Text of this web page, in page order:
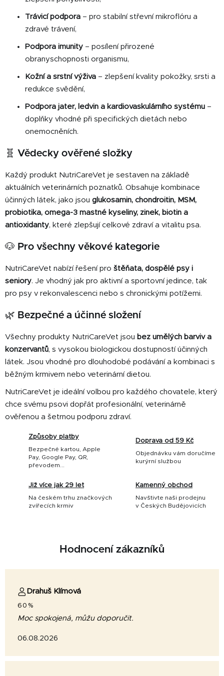
Trávicí podpora – pro stabilní střevní mikroflóru a
zdravé trávení,
Podpora imunity – posílení přirozené
obranyschopnosti organismu,
Kožní a srstní výživa – zlepšení kvality pokožky, srsti a
redukce svědění,
Podpora jater, ledvin a kardiovaskulárního systému –
doplňky vhodné při specifických dietách nebo
onemocněních.
🧬 Vědecky ověřené složky
Každý produkt NutriCareVet je sestaven na základě
aktuálních veterinárních poznatků. Obsahuje kombinace
účinných látek, jako jsou glukosamin, chondroitin, MSM,
probiotika, omega-3 mastné kyseliny, zinek, biotin a
antioxidanty, které zlepšují celkové zdraví a vitalitu psa.
🐶 Pro všechny věkové kategorie
NutriCareVet nabízí řešení pro štěňata, dospělé psy i
seniory. Je vhodný jak pro aktivní a sportovní jedince, tak
pro psy v rekonvalescenci nebo s chronickými potížemi.
🌿 Bezpečné a účinné složení
Všechny produkty NutriCareVet jsou bez umělých barviv a
konzervantů, s vysokou biologickou dostupností účinných
látek. Jsou vhodné pro dlouhodobé podávání a kombinaci s
běžným krmivem nebo veterinární dietou.
NutriCareVet je ideální volbou pro každého chovatele, který
chce svému psovi dopřát profesionální, veterinárně
ověřenou a šetrnou podporu zdraví.
Způsoby platby
Bezpečné kartou, Apple
Pay, Google Pay, QR,
převodem...
Doprava od 59 Kč
Objednávku vám doručíme
kurýrní službou
Již více jak 29 let
Na českém trhu značkových
zvířecích krmiv
Kamenný obchod
Navštivte naši prodejnu
v Českých Budějovicích
Hodnocení zákazníků
Drahuš Klímová
60%
Moc spokojená, můžu doporučit.
06.08.2026